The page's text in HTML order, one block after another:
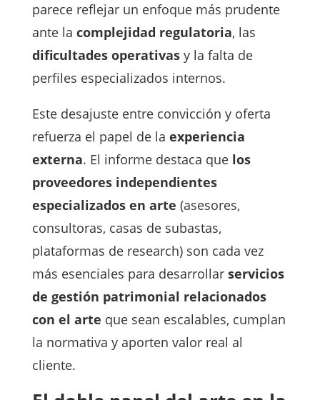
parece reflejar un enfoque más prudente
ante la complejidad regulatoria, las
dificultades operativasy la falta de
perfiles especializados internos.
Este desajuste entre convicción y oferta
refuerza el papel de la experiencia
externa. El informe destaca que los
proveedores independientes
especializados en arte (asesores,
consultoras, casas de subastas,
plataformas de research) son cada vez
más esenciales para desarrollar servicios
de gestión patrimonial relacionados
con el arte que sean escalables, cumplan
la normativa y aporten valor real al
cliente.